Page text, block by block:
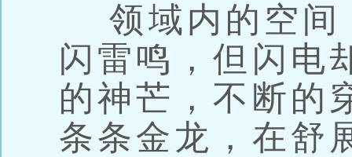
领域内的空间
闪雷鸣，但闪电
的神芒，不断的
条条金龙，在舒